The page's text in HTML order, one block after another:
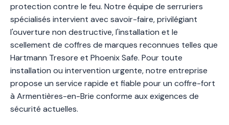
protection contre le feu. Notre équipe de serruriers
spécialisés intervient avec savoir-faire, privilégiant
l'ouverture non destructive, l'installation et le
scellement de coffres de marques reconnues telles que
Hartmann Tresore et Phoenix Safe. Pour toute
installation ou intervention urgente, notre entreprise
propose un service rapide et fiable pour un coffre-fort
à Armentières-en-Brie conforme aux exigences de
sécurité actuelles.